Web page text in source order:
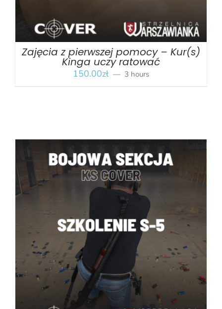
Zajęcia z pierwszej pomocy – Kur(s)
Kinga uczy ratować
150.00zł 3 hours
BOOK SZCZEGÓŁY